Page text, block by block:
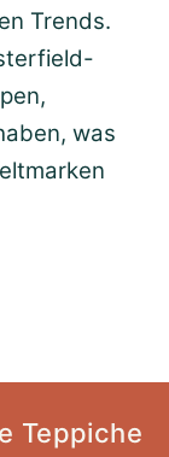
Trends.
was
Teppiche